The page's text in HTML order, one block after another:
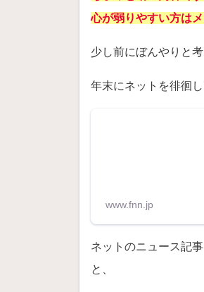
心が弱りやすい方は
少し前にぼんやりと考
年末にネットを徘徊
www.fnn.jp
ネットのニュース記
と、